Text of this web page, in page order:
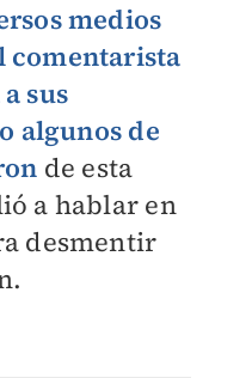
medios
comentarista
sus
algunos de
de esta
a hablar en
desmentir